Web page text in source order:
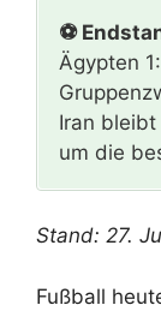
⚽
Ägypten
Iran bleibt
um die
Stand: 27.
Fußball